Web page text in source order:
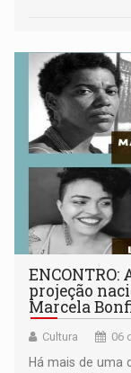
projeção
Marcela
Cultura 06
Há mais de uma